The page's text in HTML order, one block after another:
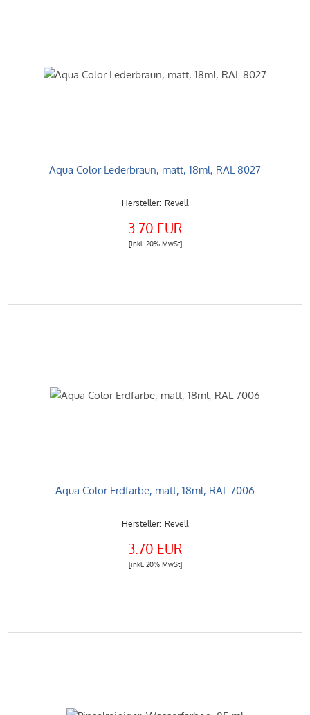
Aqua Color Lederbraun, matt, 18ml, RAL 8027
Revell
3.70 EUR
[inkl. 20% MwSt]
Aqua Color Erdfarbe, matt, 18ml, RAL 7006
Revell
3.70 EUR
[inkl. 20% MwSt]